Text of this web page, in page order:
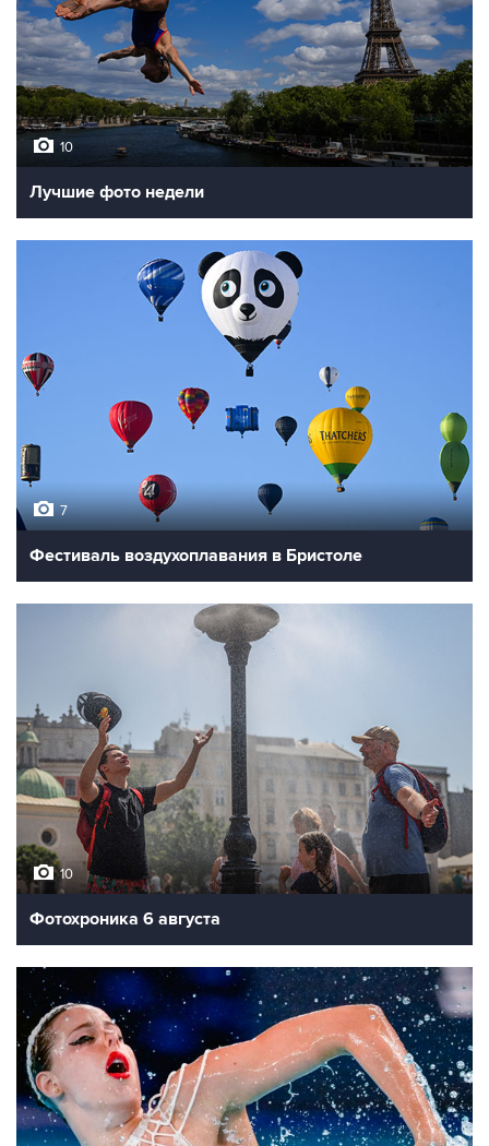
10
Лучшие фото недели
7
Фестиваль воздухоплавания в Бристоле
10
Фотохроника 6 августа